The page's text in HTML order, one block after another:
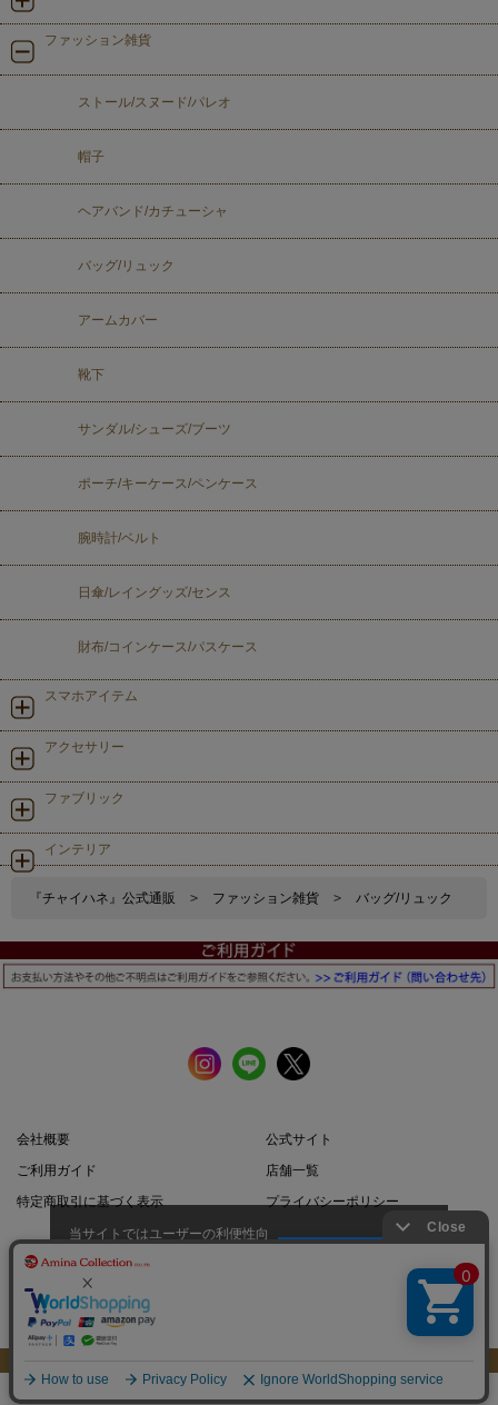
ファッション雑貨
ストール/スヌード/パレオ
帽子
ヘアバンド/カチューシャ
バッグ/リュック
アームカバー
靴下
サンダル/シューズ/ブーツ
ポーチ/キーケース/ペンケース
腕時計/ベルト
日傘/レイングッズ/センス
財布/コインケース/パスケース
スマホアイテム
アクセサリー
ファブリック
インテリア
『チャイハネ』公式通販 > ファッション雑貨 > バッグ/リュック
会社概要
公式サイト
ご利用ガイド
店舗一覧
特定商取引に基づく表示
プライバシーポリシー
当サイトではユーザーの利便性向